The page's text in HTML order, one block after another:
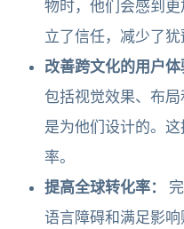
物时，他们会感到
立了信任，减少了犹
改善跨文化的用户体
包括视觉效果、布
是为他们设计的。
率。
提高全球转化率：
语言障碍和满足影